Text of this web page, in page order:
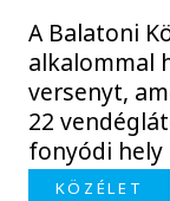
A Balatoni
alkalommal
versenyt,
22
fonyódi hely
KÖZÉLET